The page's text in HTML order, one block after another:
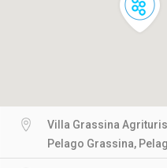
Villa Grassina
Pelago Grassina,